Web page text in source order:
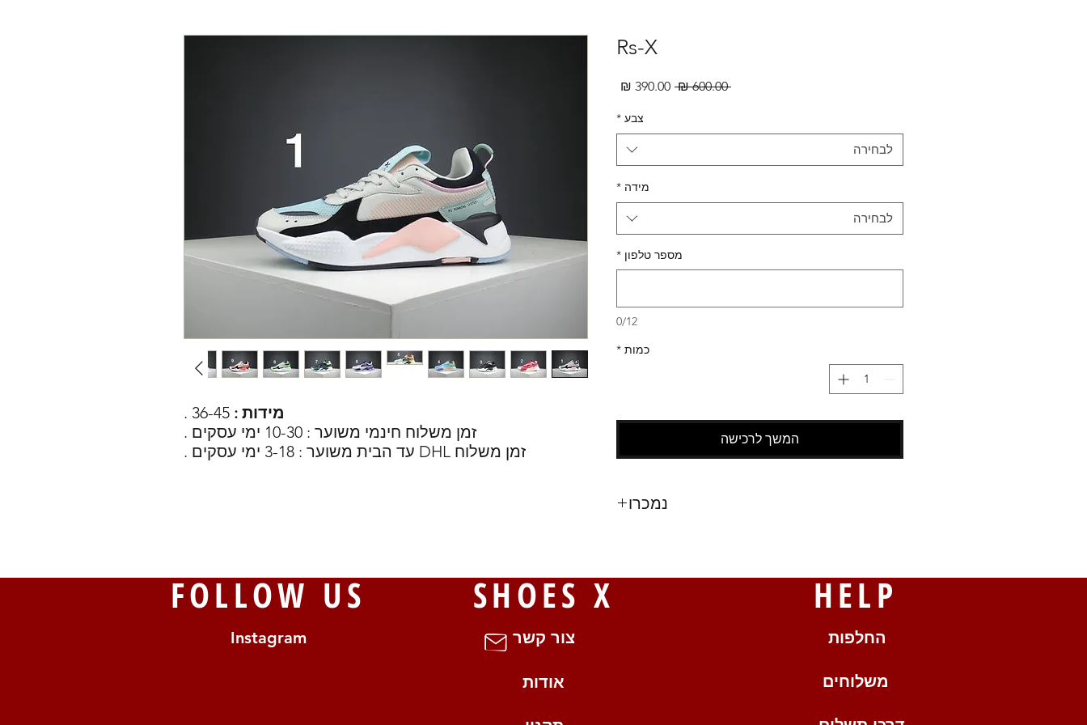
מידות : 36-45 .
זמן משלוח חינמי משוער : 10-30 ימי עסקים .
זמן משלוח DHL עד הבית משוער : 3-18 ימי עסקים .
Rs-X
‏600.00 ‏₪
מחיר
צבע *
לבחירה
מידה *
לבחירה
מספר טלפון *
0/12
כמות *
המשך לרכישה
נמכרו
FOLLOW US
Instagram
SHOES X
צור קשר
אודות
HELP
החלפות
משלוחים